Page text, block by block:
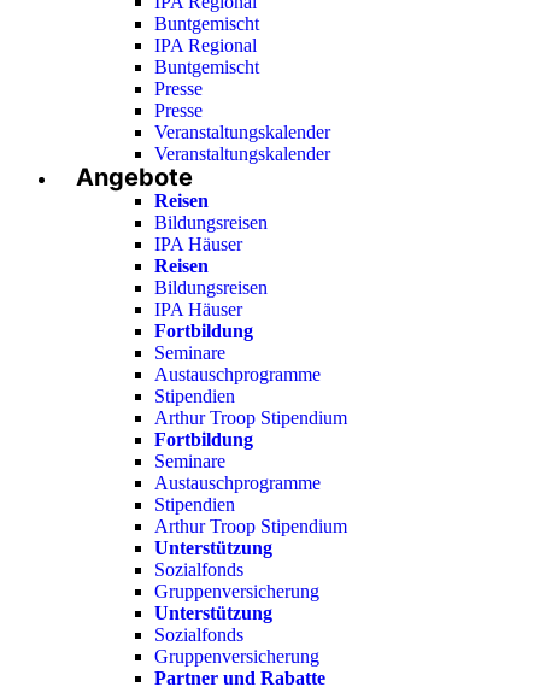
Buntgemischt
IPA Regional
Buntgemischt
Presse
Presse
Veranstaltungskalender
Veranstaltungskalender
Angebote
Reisen
Bildungsreisen
IPA Häuser
Reisen
Bildungsreisen
IPA Häuser
Fortbildung
Seminare
Austauschprogramme
Stipendien
Arthur Troop Stipendium
Fortbildung
Seminare
Austauschprogramme
Stipendien
Arthur Troop Stipendium
Unterstützung
Sozialfonds
Gruppenversicherung
Unterstützung
Sozialfonds
Gruppenversicherung
Partner und Rabatte